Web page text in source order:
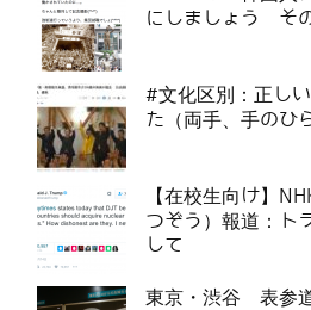
にしましょう そ
#文化区別：正し
た（両手、手のひ
【在校生向け】
つぞう）報道：ト
して
東京・渋谷 表参